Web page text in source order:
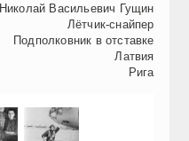
Николай Васильевич Гущин
Лётчик-снайпер
Подполковник в отставке
Латвия
Рига